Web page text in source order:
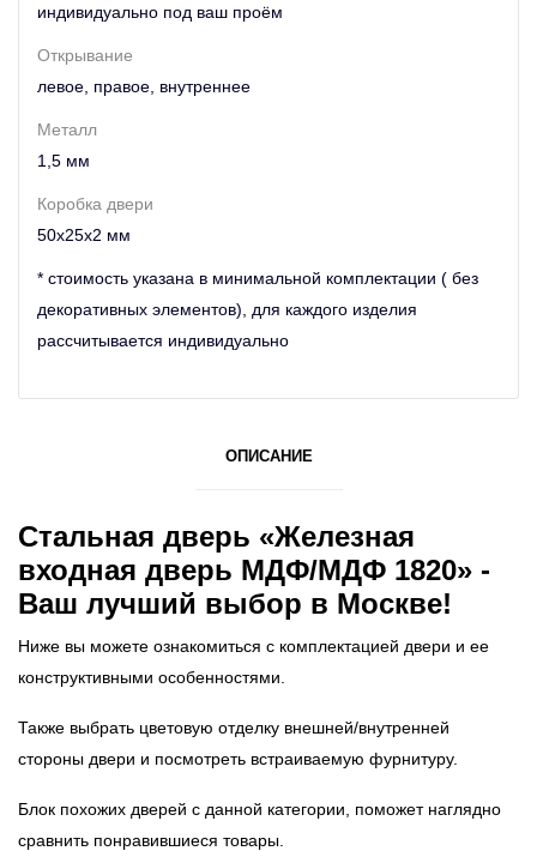
индивидуально под ваш проём
Открывание
левое, правое, внутреннее
Металл
1,5 мм
Коробка двери
50х25х2 мм
* стоимость указана в минимальной комплектации ( без
декоративных элементов), для каждого изделия
рассчитывается индивидуально
ОПИСАНИЕ
Стальная дверь «Железная
входная дверь МДФ/МДФ 1820» -
Ваш лучший выбор в Москве!
Ниже вы можете ознакомиться с комплектацией двери и ее
конструктивными особенностями.
Также выбрать цветовую отделку внешней/внутренней
стороны двери и посмотреть встраиваемую фурнитуру.
Блок похожих дверей с данной категории, поможет наглядно
сравнить понравившиеся товары.